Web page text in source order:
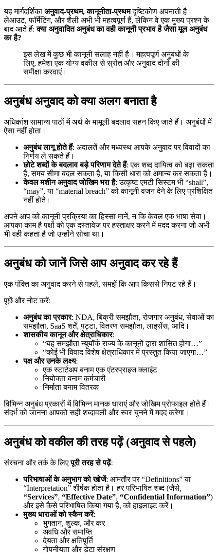
यह मार्गदर्शिका अनुवाद-प्रथम, कानूनीता-प्रथमदृष्टिकोण अपनाती है।
लेआउट, फॉर्मेटिंग, और शैली अभी भी महत्वपूर्ण हैं, लेकिन वे एक मुख्य प्रश्न के
बाद आते हैं:क्या अनुवादित अनुबंध का वही कानूनी प्रभाव है जैसा मूल अनुबंध
का है?
इस लेख में कुछ भी कानूनी सलाह नहीं है। महत्वपूर्ण अनुबंधों के
लिए, हमेशा एक योग्य वकील से स्रोत और अनुवाद दोनों की
समीक्षा करवाएं।
अनुबंध अनुवाद को क्या अलग बनाता है
अधिकांश सामान्य पाठों में अर्थ के मामूली बदलाव सहन किए जाते हैं। अनुबंधों में
ऐसा नहीं होता।
अनुबंध लागू होते हैं: अदालतें और मध्यस्थ आपके अनुवाद पर विवादों का
निर्णय ले सकते हैं।
छोटे शब्दों के बदलाव बड़े परिणाम देते हैं: एक शब्द दायित्व को बढ़ा सकता
है, समय सीमा बदल सकता है, या किसी धारा को अमान्य कर सकता है।
केवल मशीन अनुवाद जोखिम भरा है: उत्कृष्ट एमटी सिस्टम भी “shall”,
“may”, या “material breach” को कानूनी वजन देने के लिए प्रशिक्षित
नहीं होते।
अपने आप को कानूनी प्रक्रिया का हिस्सा मानें, न कि केवल एक भाषा सेवा।
आपका काम है पक्षों को एक दस्तावेज पर हस्ताक्षर करने में मदद करना जो अभी
भी वही कहता है जो उन्होंने सोचा था।
अनुबंध को जानें जिसे आप अनुवाद कर रहे हैं
एक पंक्ति का अनुवाद करने से पहले, समझें कि आप किससे निपट रहे हैं।
पूछें और नोट करें:
अनुबंध का प्रकार: NDA, बिक्री समझौता, रोजगार अनुबंध, सेवाओं का
समझौता, SaaS शर्तें, पट्टा, वितरण समझौता, लाइसेंस, आदि।
शासकीय कानून और क्षेत्राधिकार:
“यह समझौता न्यूयॉर्क राज्य के कानूनों द्वारा शासित होगा…”
“कोई भी विवाद विशेष क्षेत्राधिकार में प्रस्तुत किया जाएगा…”
पक्ष और उनके लक्ष्य:
एक स्टार्टअप बनाम एक एंटरप्राइज क्लाइंट
नियोक्ता बनाम कर्मचारी
निर्माता बनाम वितरक
विभिन्न अनुबंध प्रकारों में विभिन्न मानक धाराएं और जोखिम प्रोफाइल होते हैं।
संदर्भ को जानना आपको सही शब्दावली और स्वर चुनने में मदद करेगा।
अनुबंध को वकील की तरह पढ़ें (अनुवाद से पहले)
संरचना और तर्क के लिएपूरी तरह से पढ़ें:
परिभाषाओं के अनुभाग को खोजें: आमतौर पर “Definitions” या
“Interpretation” शीर्षक होता है। हर परिभाषित शब्द (जैसे,
“Services”, “Effective Date”, “Confidential Information”)
और इसे कैसे परिभाषित किया गया है, को हाइलाइट करें।
मुख्य धाराओं को स्कैन करें:
भुगतान, शुल्क, और कर
अवधि और समाप्ति
देयता और क्षतिपूर्ति
गोपनीयता और डेटा संरक्षण